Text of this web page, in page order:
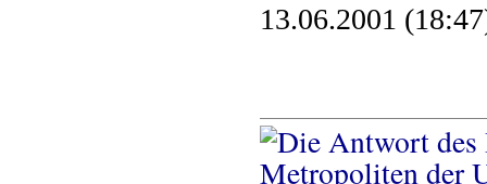
13.06.2001